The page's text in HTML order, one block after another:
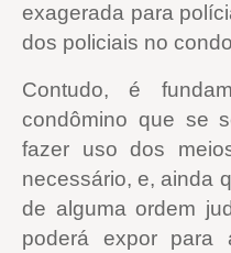
exagerada para
dos policiais no
Contudo, é
condômino que se
fazer uso dos
necessário, e, ainda
de alguma ordem
poderá expor para